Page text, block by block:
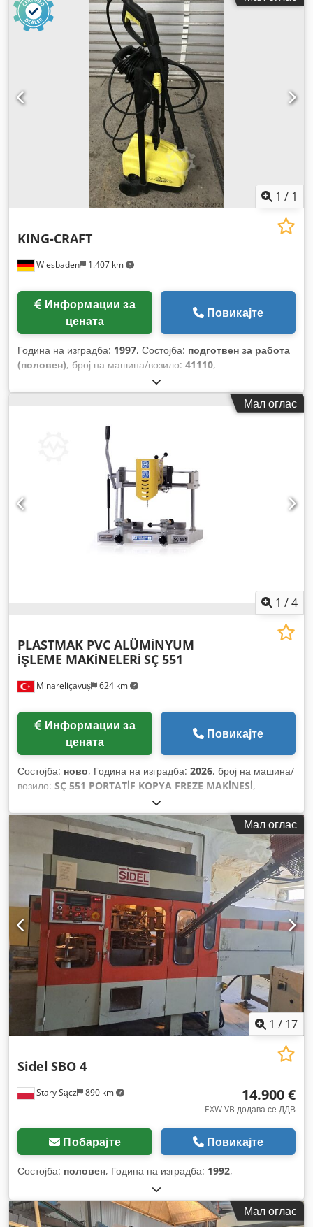
1 / 1
Wiesbaden 1.407 km
KING-CRAFT
цената
Повикајте
Година на изградба: 1997, Состојба: подготвен за работа
(половен), број на машина/возило: 41110,
Мал оглас
1 /4
Minareliçavuş 624 km
PLASTMAK PVC ALÜMİNYUM
İŞLEME MAKİNELERİ SÇ 551
цената
Повикајте
Состојба: ново, Година на изградба: 2026, број на машина/
возило: SÇ 551 PORTATİF KOPYA FREZE MAKİNESİ,
целосно функционален
Мал оглас
1 / 17
Stary Sącz 890 km
Sidel SBO 4
14.900 €
EXW VB додава се ДДВ
Побарајте Повикајте
Состојба: половен, Година на изградба: 1992,
Мал оглас